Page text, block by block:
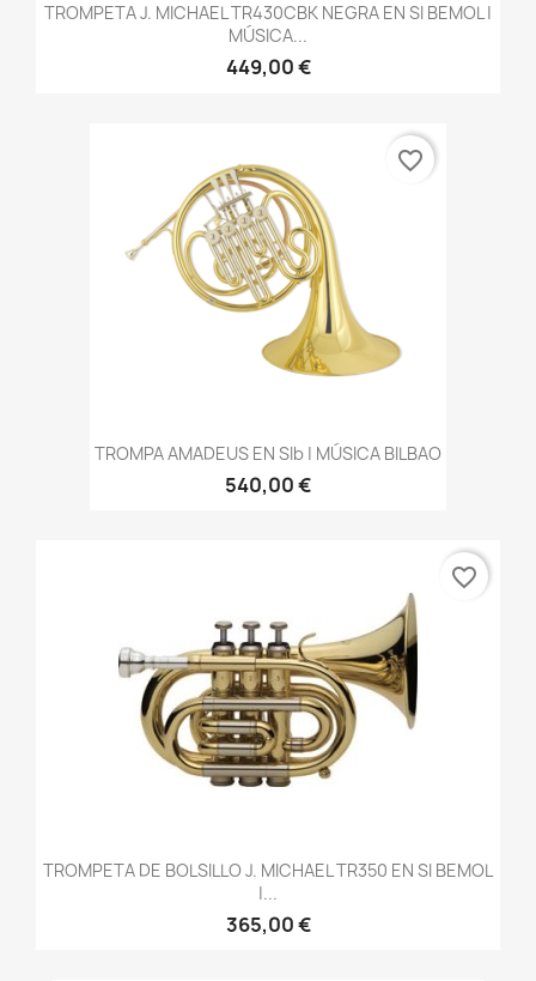
TROMPETA J. MICHAEL TR430CBK NEGRA EN SI BEMOL |
MÚSICA...
449,00 €
TROMPA AMADEUS EN SIb | MÚSICA BILBAO
540,00 €
favorite_border
TROMPETA DE BOLSILLO J. MICHAEL TR350 EN SI BEMOL
|...
365,00 €
favorite_border